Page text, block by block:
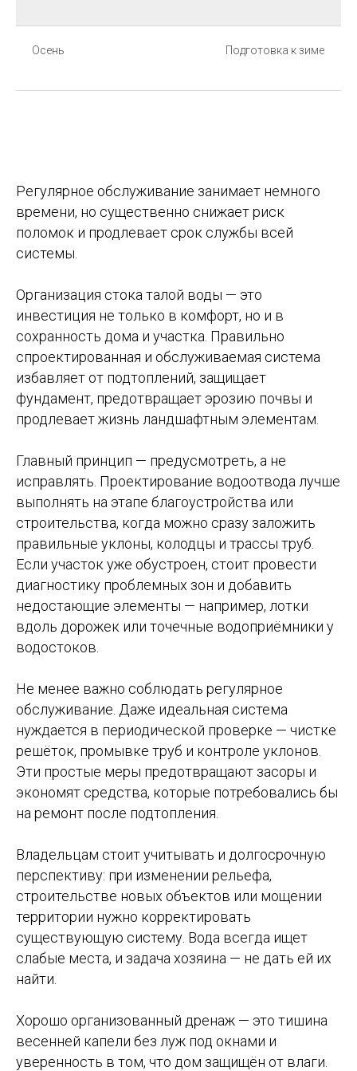
Осень Подготовка к зиме
Регулярное обслуживание занимает немного
времени, но существенно снижает риск
поломок и продлевает срок службы всей
системы.
Организация стока талой воды — это
инвестиция не только в комфорт, но и в
сохранность дома и участка. Правильно
спроектированная и обслуживаемая система
избавляет от подтоплений, защищает
фундамент, предотвращает эрозию почвы и
продлевает жизнь ландшафтным элементам.
Главный принцип — предусмотреть, а не
исправлять. Проектирование водоотвода лучше
выполнять на этапе благоустройства или
строительства, когда можно сразу заложить
правильные уклоны, колодцы и трассы труб.
Если участок уже обустроен, стоит провести
диагностику проблемных зон и добавить
недостающие элементы — например, лотки
вдоль дорожек или точечные водоприёмники у
водостоков.
Не менее важно соблюдать регулярное
обслуживание. Даже идеальная система
нуждается в периодической проверке — чистке
решёток, промывке труб и контроле уклонов.
Эти простые меры предотвращают засоры и
экономят средства, которые потребовались бы
на ремонт после подтопления.
Владельцам стоит учитывать и долгосрочную
перспективу: при изменении рельефа,
строительстве новых объектов или мощении
территории нужно корректировать
существующую систему. Вода всегда ищет
слабые места, и задача хозяина — не дать ей их
найти.
Хорошо организованный дренаж — это тишина
весенней капели без луж под окнами и
уверенность в том, что дом защищён от влаги.